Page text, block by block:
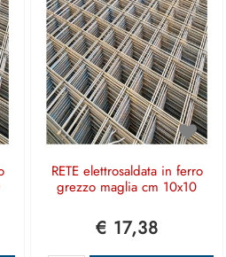
RETE elettrosaldata in ferro
grezzo maglia cm 10x10
€ 17,38